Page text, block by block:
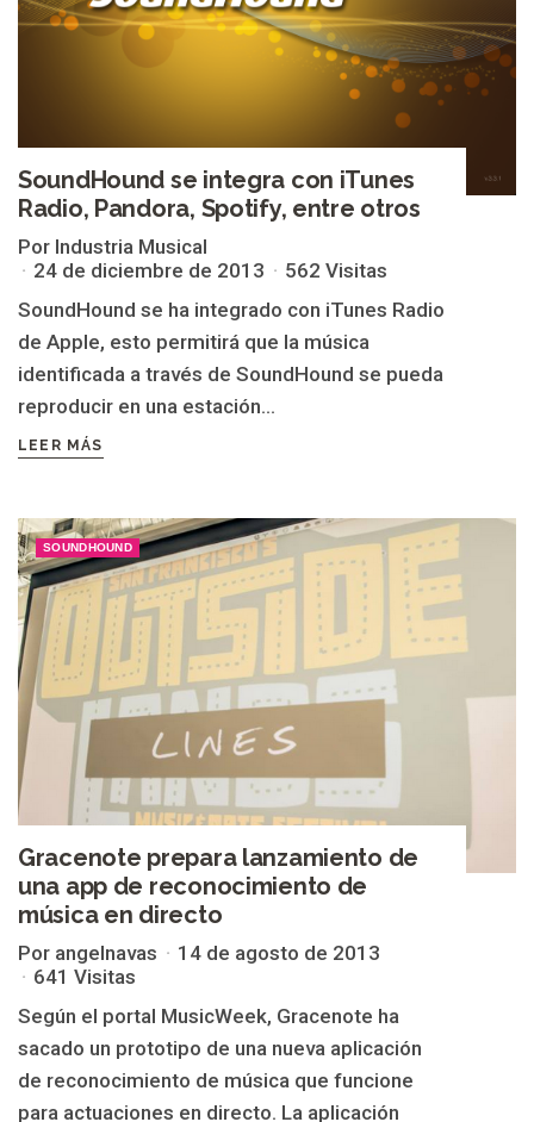
SoundHound se integra con iTunes
Radio, Pandora, Spotify, entre otros
Por Industria Musical
24 de diciembre de 2013
562 Visitas
SoundHound se ha integrado con iTunes Radio
de Apple, esto permitirá que la música
identificada a través de SoundHound se pueda
reproducir en una estación...
LEER MÁS
SOUNDHOUND
Gracenote prepara lanzamiento de
una app de reconocimiento de
música en directo
Por angelnavas
14 de agosto de 2013
641 Visitas
Según el portal MusicWeek, Gracenote ha
sacado un prototipo de una nueva aplicación
de reconocimiento de música que funcione
para actuaciones en directo. La aplicación